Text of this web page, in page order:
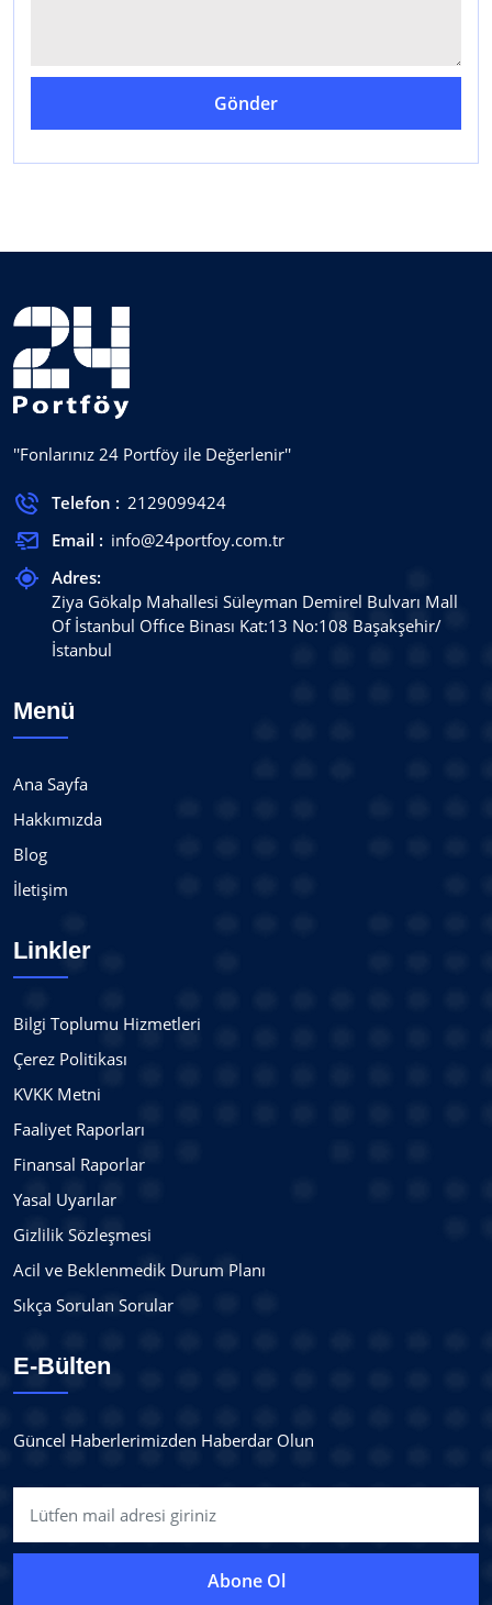
Gönder
''Fonlarınız 24 Portföy ile Değerlenir''
Telefon : 2129099424
Email : info@24portfoy.com.tr
Adres:
Ziya Gökalp Mahallesi Süleyman Demirel Bulvarı Mall
Of İstanbul Offıce Binası Kat:13 No:108 Başakşehir/
İstanbul
Menü
Ana Sayfa
Hakkımızda
Blog
İletişim
Linkler
Bilgi Toplumu Hizmetleri
Çerez Politikası
KVKK Metni
Faaliyet Raporları
Finansal Raporlar
Yasal Uyarılar
Gizlilik Sözleşmesi
Acil ve Beklenmedik Durum Planı
Sıkça Sorulan Sorular
E-Bülten
Güncel Haberlerimizden Haberdar Olun
Abone Ol